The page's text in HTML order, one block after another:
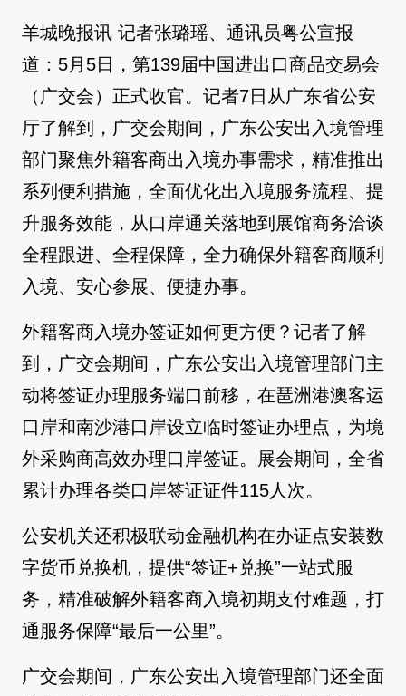
羊城晚报讯 记者张璐瑶、通讯员粤公宣报
道：5月5日，第139届中国进出口商品交易会
（广交会）正式收官。记者7日从广东省公安
厅了解到，广交会期间，广东公安出入境管理
部门聚焦外籍客商出入境办事需求，精准推出
系列便利措施，全面优化出入境服务流程、提
升服务效能，从口岸通关落地到展馆商务洽谈
全程跟进、全程保障，全力确保外籍客商顺利
入境、安心参展、便捷办事。
外籍客商入境办签证如何更方便？记者了解
到，广交会期间，广东公安出入境管理部门主
动将签证办理服务端口前移，在琶洲港澳客运
口岸和南沙港口岸设立临时签证办理点，为境
外采购商高效办理口岸签证。展会期间，全省
累计办理各类口岸签证证件115人次。
公安机关还积极联动金融机构在办证点安装数
字货币兑换机，提供“签证+兑换”一站式服
务，精准破解外籍客商入境初期支付难题，打
通服务保障“最后一公里”。
广交会期间，广东公安出入境管理部门还全面